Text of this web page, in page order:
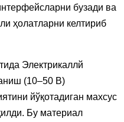
бузади ва
ҳолатларни келтириб
Электрикаллй
(10–50 В)
йўқотадиган махсус
Бу материал